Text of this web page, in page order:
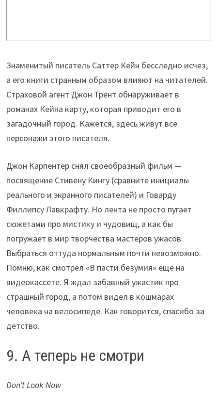
Знаменитый писатель Саттер Кейн бесследно исчез,
а его книги странным образом влияют на читателей.
Страховой агент Джон Трент обнаруживает в
романах Кейна карту, которая приводит его в
загадочный город. Кажется, здесь живут все
персонажи этого писателя.
Джон Карпентер снял своеобразный фильм —
посвящение Стивену Кингу (сравните инициалы
реального и экранного писателей) и Говарду
Филлипсу Лавкрафту. Но лента не просто пугает
сюжетами про мистику и чудовищ, а как бы
погружает в мир творчества мастеров ужасов.
Выбраться оттуда нормальным почти невозможно.
Помню, как смотрел «В пасти безумия» ещё на
видеокассете. Я ждал забавный ужастик про
страшный город, а потом видел в кошмарах
человека на велосипеде. Как говорится, спасибо за
детство.
9. А теперь не смотри
Don’t Look Now